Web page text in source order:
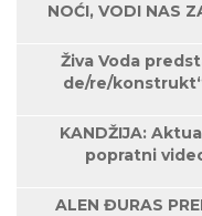
NOĆI, VODI NAS
Živa Voda
de/re/
KANDŽIJA:
popratni
ALEN ĐURAS